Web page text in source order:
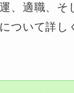
、適職、そ
ついて詳し